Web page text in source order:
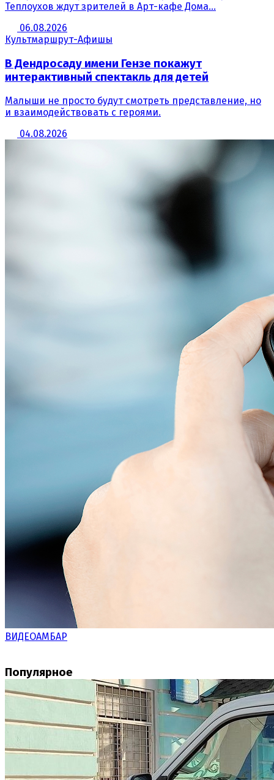
Теплоухов ждут зрителей в Арт-кафе Дома...
06.08.2026
Культмаршрут-Афишы
В Дендросаду имени Гензе покажут
интерактивный спектакль для детей
Малыши не просто будут смотреть представление, но
и взаимодействовать с героями.
04.08.2026
ВИДЕОАМБАР
Популярное